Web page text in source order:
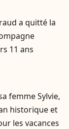
a quitté la
11 ans
femme Sylvie,
historique et
les vacances